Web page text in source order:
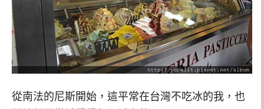
從南法的尼斯開始，這平常在台灣不吃冰的我，也